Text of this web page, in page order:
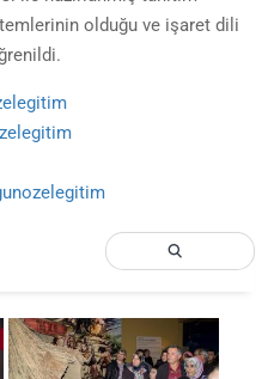
olduğu ve işaret dili